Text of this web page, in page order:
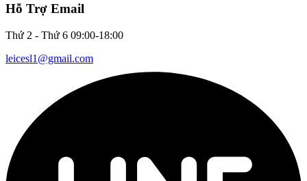
Hỗ Trợ Email
Thứ 2 - Thứ 6 09:00-18:00
leicesl1@gmail.com